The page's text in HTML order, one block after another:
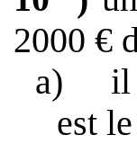
2000 €
a)
il
est